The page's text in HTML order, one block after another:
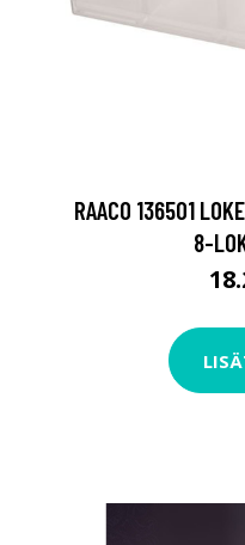
RAACO 136501
8-